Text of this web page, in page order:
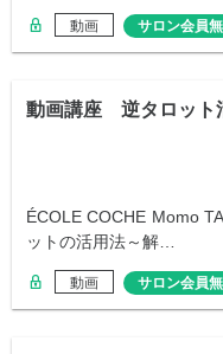
動画 サロン会員
動画講座 逆タロット
ÉCOLE COCHE Momo
ットの活用法～解…
動画 サロン会員